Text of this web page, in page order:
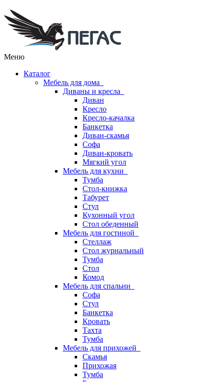
Меню
Каталог
Мебель для дома
Диваны и кресла
Диван
Кресло
Кресло-качалка
Банкетка
Диван-скамья
Софа
Диван-кровать
Мягкий угол
Мебель для кухни
Тумба
Стол-книжка
Табурет
Стул
Кухонный угол
Стол обеденный
Мебель для гостиной
Стеллаж
Стол журнальный
Тумба
Стол
Комод
Мебель для спальни
Софа
Стул
Банкетка
Кровать
Тахта
Тумба
Мебель для прихожей
Скамья
Прихожая
Тумба